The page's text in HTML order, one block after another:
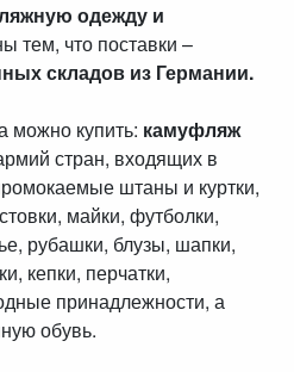
одежду и
тем, что поставки –
складов из Германии.
можно купить: камуфляж
стран, входящих в
штаны и куртки,
майки, футболки,
рубашки, блузы, шапки,
кепки, перчатки,
принадлежности, а
обувь.